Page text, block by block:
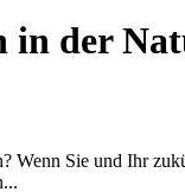
der
Wenn Sie und Ihr